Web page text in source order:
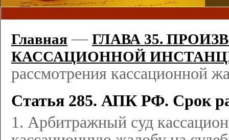
Главная — ГЛАВА 35.
КАССАЦИОННОЙ
рассмотрения кассационной
Статья 285. АПК РФ. Срок
1. Арбитражный суд